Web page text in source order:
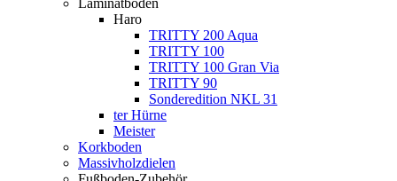
Haro
TRITTY 200 Aqua
TRITTY 100
TRITTY 100 Gran Via
TRITTY 90
Sonderedition NKL 31
ter Hürne
Meister
Korkboden
Massivholzdielen